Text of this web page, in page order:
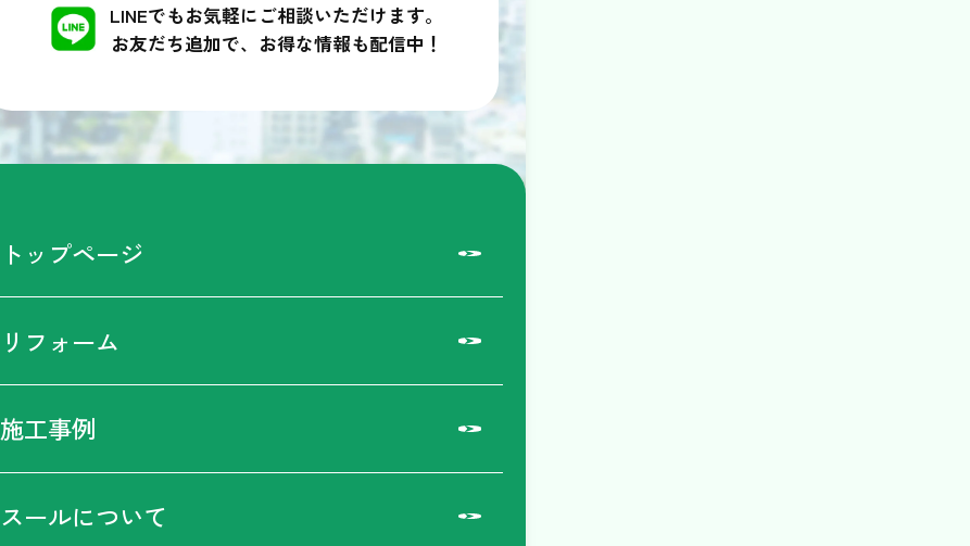
LINEでもお気軽にご相談いただけます。
お友だち追加で、お得な情報も配信中！
トップページ
リフォーム
施工事例
スールについて